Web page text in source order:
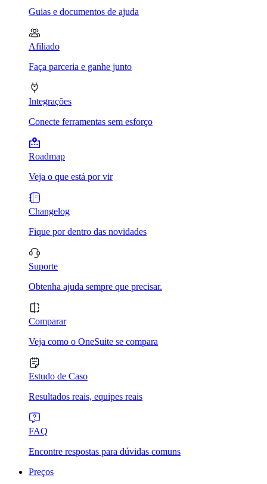
Guias e documentos de ajuda
Afiliado
Faça parceria e ganhe junto
Integrações
Conecte ferramentas sem esforço
Roadmap
Veja o que está por vir
Changelog
Fique por dentro das novidades
Suporte
Obtenha ajuda sempre que precisar.
Comparar
Veja como o OneSuite se compara
Estudo de Caso
Resultados reais, equipes reais
FAQ
Encontre respostas para dúvidas comuns
Preços